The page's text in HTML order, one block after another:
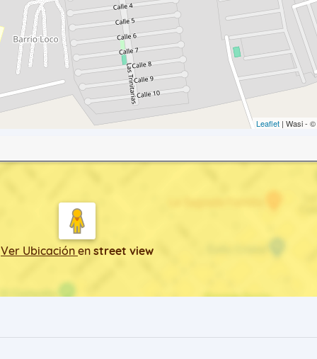
Leaflet | Wasi - ©
Ver Ubicación en street view